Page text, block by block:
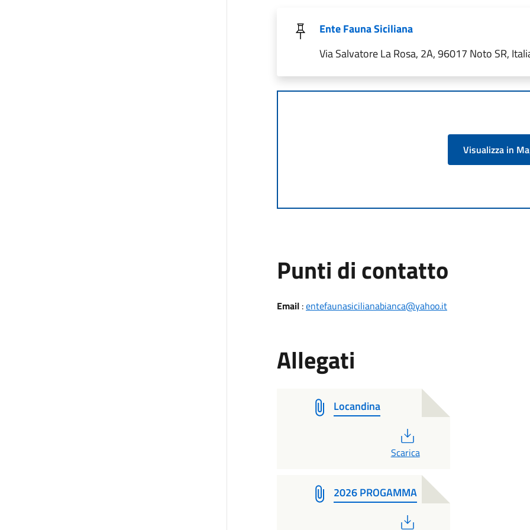
Ente Fauna Siciliana
Via Salvatore La Rosa, 2A, 96017 Noto SR,
Visualizza in
Punti di contatto
Email:entefaunasicilianabianca@yahoo.it
Allegati
Locandina
Scarica
2026 PROGAMMA